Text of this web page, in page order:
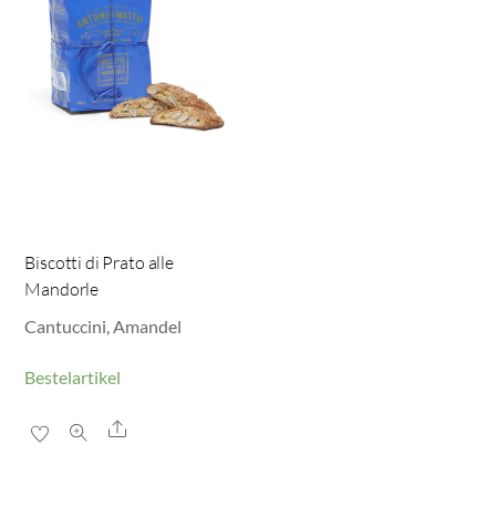
Biscotti di Prato alle
Mandorle
Cantuccini, Amandel
Bestelartikel
Share